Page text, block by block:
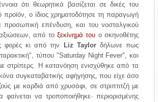
ότι θεωρητικά βασίζεται σε δικές του
προϊόν, ο ίδιος χρηματοδότησε τη παραγωγή
προσωπική επένδυση, και του νοσταλγικού
από το ξεκίνημά του ο σκηνοθέτης
φορές κι από την
Liz Taylorδήλωνε πως
τύπου "Saturday Night Fever", και
στρίπερς. Η κατανόηση ενισχύθηκε από τα
συγκαταβατικής αφήγησης, που είχε άσο
με καρδιά από χρυσάφι, σε στριπτιτζή με
να τροποποιήθηκε· περιορισμένης